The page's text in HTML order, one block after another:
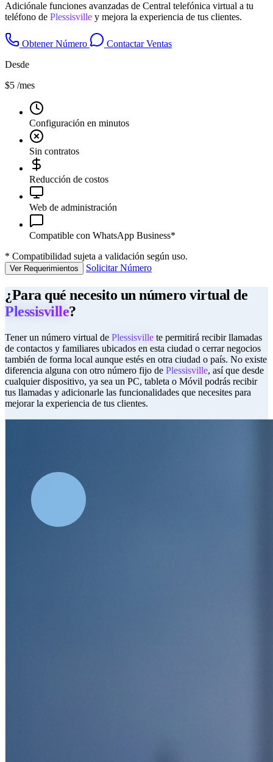
Adiciónale funciones avanzadas de Central telefónica virtual a tu
teléfono de Plessisville y mejora la experiencia de tus clientes.
Obtener Número
Contactar Ventas
Desde
$5 /mes
Configuración en minutos
Sin contratos
Reducción de costos
Web de administración
Compatible con WhatsApp Business*
* Compatibilidad sujeta a validación según uso.
Ver Requerimientos Solicitar Número
¿Para qué necesito un número virtual de
Plessisville?
Tener un número virtual de Plessisville te permitirá recibir llamadas
de contactos y familiares ubicados en esta ciudad o cerrar negocios
también de forma local aunque estés en otra ciudad o país. No existe
diferencia alguna con otro número fijo de Plessisville, así que desde
cualquier dispositivo, ya sea un PC, tableta o Móvil podrás recibir
tus llamadas y adicionarle las funcionalidades que necesites para
mejorar la experiencia de tus clientes.